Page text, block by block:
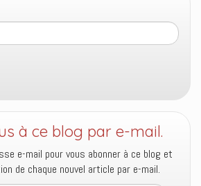
à ce blog par e-mail.
e-mail pour vous abonner à ce blog et
de chaque nouvel article par e-mail.